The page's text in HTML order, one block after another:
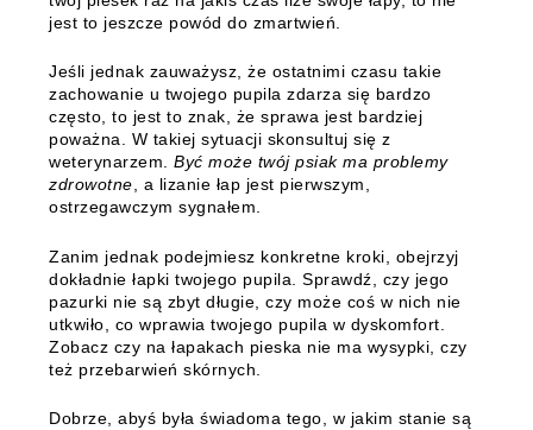
jest to jeszcze powód do zmartwień.
Jeśli jednak zauważysz, że ostatnimi czasu takie
zachowanie u twojego pupila zdarza się bardzo
często, to jest to znak, że sprawa jest bardziej
poważna. W takiej sytuacji skonsultuj się z
weterynarzem.Być może twój psiak ma problemy
zdrowotne, a lizanie łap jest pierwszym,
ostrzegawczym sygnałem.
Zanim jednak podejmiesz konkretne kroki, obejrzyj
dokładnie łapki twojego pupila.
Sprawdź, czy jego
pazurki nie są zbyt długie, czy może coś w nich nie
utkwiło, co wprawia twojego pupila w dyskomfort.
Zobacz czy na łapakach pieska nie ma wysypki, czy
też przebarwień skórnych.
Dobrze, abyś była świadoma tego, w jakim stanie są